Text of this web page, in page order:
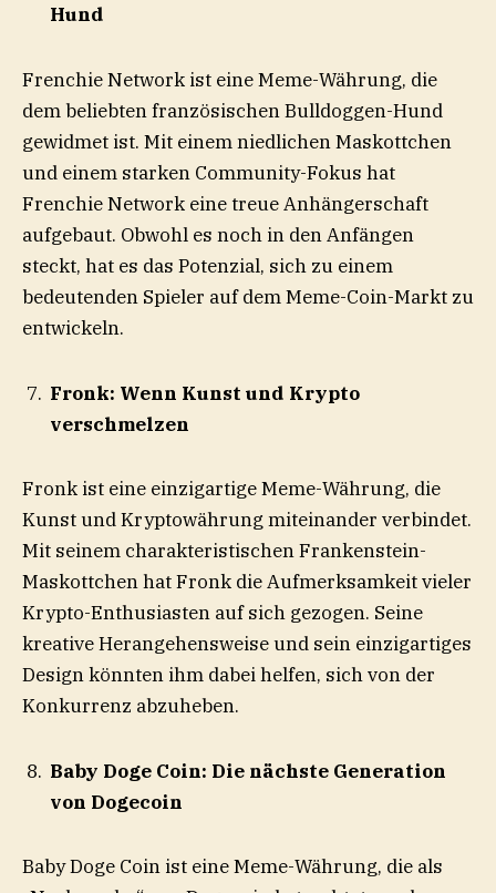
Hund
Frenchie Network ist eine Meme-Währung, die
dem beliebten französischen Bulldoggen-Hund
gewidmet ist. Mit einem niedlichen Maskottchen
und einem starken Community-Fokus hat
Frenchie Network eine treue Anhängerschaft
aufgebaut. Obwohl es noch in den Anfängen
steckt, hat es das Potenzial, sich zu einem
bedeutenden Spieler auf dem Meme-Coin-Markt zu
entwickeln.
Fronk: Wenn Kunst und Krypto
verschmelzen
Fronk ist eine einzigartige Meme-Währung, die
Kunst und Kryptowährung miteinander verbindet.
Mit seinem charakteristischen Frankenstein-
Maskottchen hat Fronk die Aufmerksamkeit vieler
Krypto-Enthusiasten auf sich gezogen. Seine
kreative Herangehensweise und sein einzigartiges
Design könnten ihm dabei helfen, sich von der
Konkurrenz abzuheben.
Baby Doge Coin: Die nächste Generation
von Dogecoin
Baby Doge Coin ist eine Meme-Währung, die als